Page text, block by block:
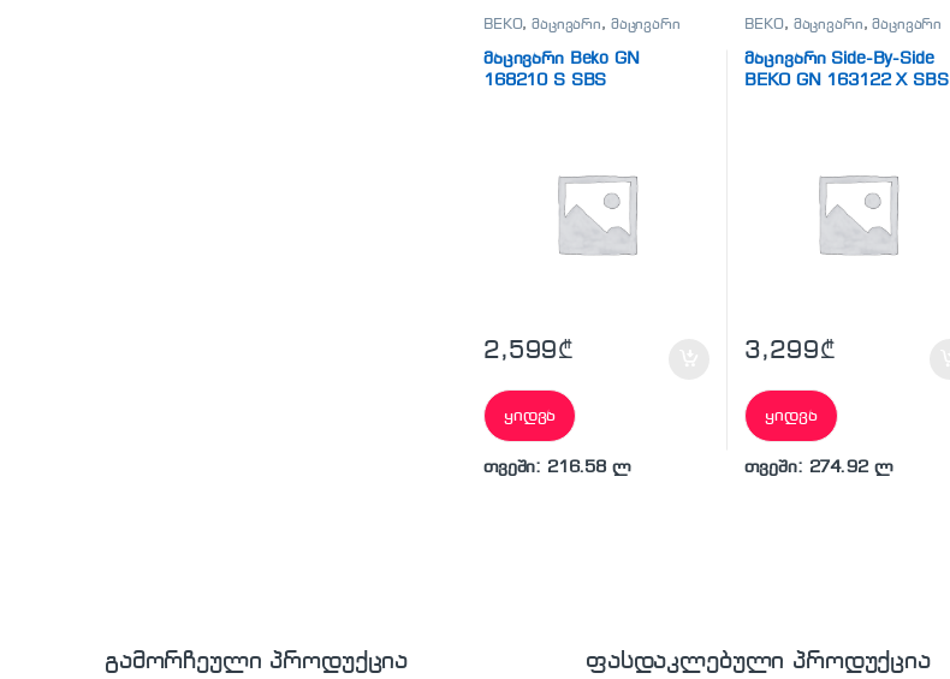
BEKO,მაცივარი, მაცივარი
მაცივარი Beko GN
168210 S SBS
2,599₾
ყიდვა
თვეში: 216.58 ლ
BEKO, მაცივარი,მაცივარი
მაცივარი Side-By-Side
BEKO GN 163122 X SBS
3,299₾
ყიდვა
თვეში: 274.92 ლ
გამორჩეული პროდუქცია ფასდაკლებული პროდუქცია